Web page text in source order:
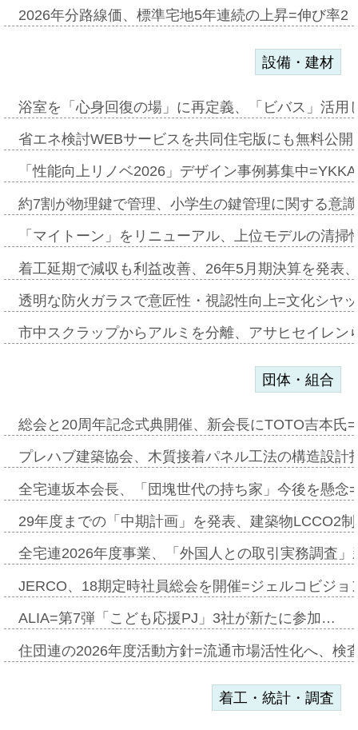
2026年分路線価、標準宅地5年連続の上昇=伸び率
設備・建材
浴室を「心身回復の場」に再定義、「ビバス」活
省エネ検討WEBサービスを共同住宅版にも無料公
「性能向上リノベ2026」デザイン事例募集中
約7割が物理鍵で管理、小学生の鍵管理に関する意
「マイトーン」をリニューアル、上位モデルの清
着工延期で減収も利益改善、26年5月期決算を発表
透明な防火ガラスで意匠性・視認性向上=文化シヤ
市中スクラップからアルミを分離、アサヒセイレ
団体・組合
総会と20周年記念式典開催、新会長にTOTO吉本氏
プレハブ建築協会、木質接着パネル工法の構造設
全宅連坂本会長、「団塊世代の持ち家」今後を懸
29年度までの「中期計画」を発表、建築物LCCO2
全宅連2026年度事業、「外国人との取引実務調査
JERCO、18期定時社員総会を開催=ジェルコビジ
ALIA=第7弾「こども応援PJ」3社が新たに参加…
住団連の2026年度活動方針=流通市場活性化へ、検
着工・統計・調査